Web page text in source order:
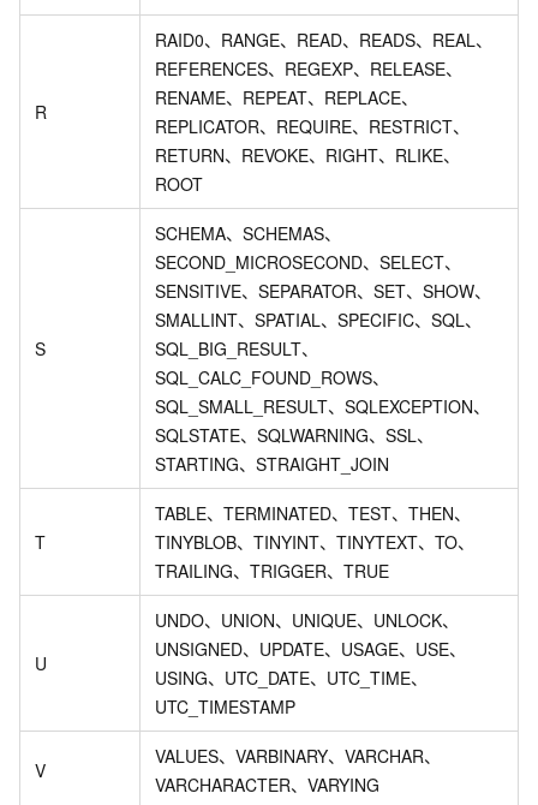
R
RAID0、RANGE、READ、READS、REAL、
REFERENCES、REGEXP、RELEASE、
RENAME、REPEAT、REPLACE、
REPLICATOR、REQUIRE、RESTRICT、
RETURN、REVOKE、RIGHT、RLIKE、
ROOT
S
SCHEMA、SCHEMAS、
SECOND_MICROSECOND、SELECT、
SENSITIVE、SEPARATOR、SET、SHOW、
SMALLINT、SPATIAL、SPECIFIC、SQL、
SQL_BIG_RESULT、
SQL_CALC_FOUND_ROWS、
SQL_SMALL_RESULT、SQLEXCEPTION、
SQLSTATE、SQLWARNING、SSL、
STARTING、STRAIGHT_JOIN
T
TABLE、TERMINATED、TEST、THEN、
TINYBLOB、TINYINT、TINYTEXT、TO、
TRAILING、TRIGGER、TRUE
U
UNDO、UNION、UNIQUE、UNLOCK、
UNSIGNED、UPDATE、USAGE、USE、
USING、UTC_DATE、UTC_TIME、
UTC_TIMESTAMP
V
VALUES、VARBINARY、VARCHAR、
VARCHARACTER、VARYING